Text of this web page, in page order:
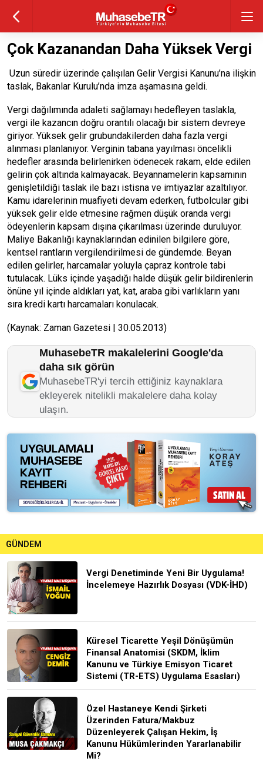
Çok Kazanandan Daha Yüksek Vergi
Uzun süredir üzerinde çalışılan Gelir Vergisi Kanunu’na ilişkin
taslak, Bakanlar Kurulu’nda imza aşamasına geldi.
Vergi dağılımında adaleti sağlamayı hedefleyen taslakla,
vergi ile kazancın doğru orantılı olacağı bir sistem devreye
giriyor. Yüksek gelir grubundakilerden daha fazla vergi
alınması planlanıyor. Verginin tabana yayılması öncelikli
hedefler arasında belirlenirken ödenecek rakam, elde edilen
gelirin çok altında kalmayacak. Beyannamelerin kapsamının
genişletildiği taslak ile bazı istisna ve imtiyazlar azaltılıyor.
Kamu idarelerinin muafiyeti devam ederken, futbolcular gibi
yüksek gelir elde etmesine rağmen düşük oranda vergi
ödeyenlerin kapsam dışına çıkarılması üzerinde duruluyor.
Maliye Bakanlığı kaynaklarından edinilen bilgilere göre,
kentsel rantların vergilendirilmesi de gündemde. Beyan
edilen gelirler, harcamalar yoluyla çapraz kontrole tabi
tutulacak. Lüks içinde yaşadığı halde düşük gelir bildirenlerin
önüne yıl içinde aldıkları yat, kat, araba gibi varlıkların yanı
sıra kredi kartı harcamaları konulacak.
(Kaynak: Zaman Gazetesi | 30.05.2013)
MuhasebeTR makalelerini Google'da
daha sık görün
MuhasebeTR'yi tercih ettiğiniz kaynaklara
ekleyerek nitelikli makalelere daha kolay
ulaşın.
GÜNDEM
Vergi Denetiminde Yeni Bir Uygulama!
İncelemeye Hazırlık Dosyası (VDK-İHD)
Küresel Ticarette Yeşil Dönüşümün
Finansal Anatomisi (SKDM, İklim
Kanunu ve Türkiye Emisyon Ticaret
Sistemi (TR-ETS) Uygulama Esasları)
Özel Hastaneye Kendi Şirketi
Üzerinden Fatura/Makbuz
Düzenleyerek Çalışan Hekim, İş
Kanunu Hükümlerinden Yararlanabilir
Mi?